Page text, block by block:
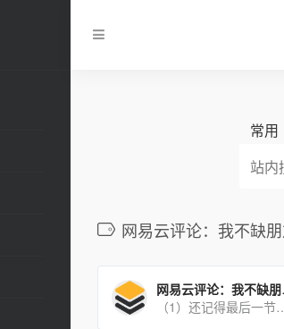
常用
网易云评论：我不缺
网
（1）还记得最后一节语文课，老师说:“拿出一